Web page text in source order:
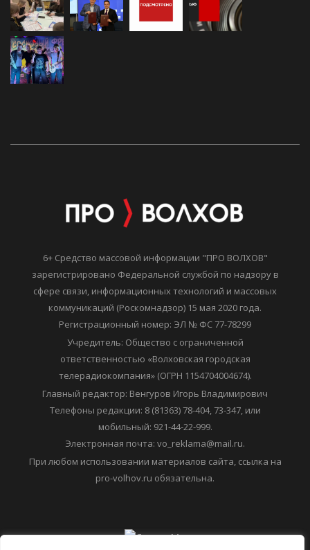
6+ Средство массовой информации "ПРО ВОЛХОВ"
зарегистрировано Федеральной службой по надзору в
сфере связи, информационных технологий и массовых
коммуникаций (Роскомнадзор) 15 мая 2020 года.
Регистрационный номер: ЭЛ № ФС 77-78299
Учредитель: Общество с ограниченной
ответственностью «Волховская городская
телерадиокомпания» (ОГРН 1154704004674).
Главный редактор: Венгуров Игорь Владимирович
Телефоны редакции: 8 (81363) 78-404, 73-347, или
мобильный: 921-44-22-999.
Электронная почта: vo_reklama@mail.ru.
При любом использовании материалов сайта, ссылка на
pro-volhov.ru обязательна.